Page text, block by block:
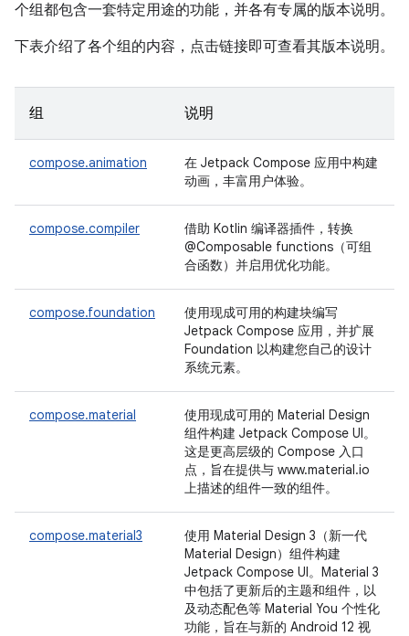
个组都包含一套特定用途的功能，并各有专属的版本说明。
下表介绍了各个组的内容，点击链接即可查看其版本说明。
组 说明
compose.animation
在 Jetpack Compose 应用中构建
动画，丰富用户体验。
compose.compiler
借助 Kotlin 编译器插件，转换
@Composable functions（可组
合函数）并启用优化功能。
compose.foundation
使用现成可用的构建块编写
Jetpack Compose 应用，并扩展
Foundation 以构建您自己的设计
系统元素。
compose.material
使用现成可用的 Material Design
组件构建 Jetpack Compose UI。
这是更高层级的 Compose 入口
点，旨在提供与 www.material.io
上描述的组件一致的组件。
compose.material3
使用 Material Design 3（新一代
Material Design）组件构建
Jetpack Compose UI。Material 3
中包括了更新后的主题和组件，以
及动态配色等 Material You 个性化
功能，旨在与新的 Android 12 视